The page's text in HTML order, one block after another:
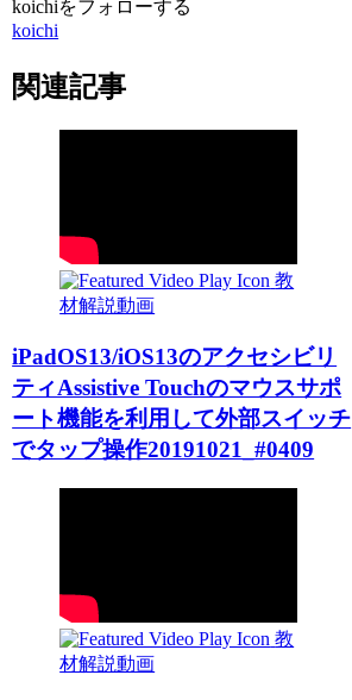
koichiをフォローする
koichi
関連記事
教
材解説動画
iPadOS13/iOS13のアクセシビリ
ティAssistive Touchのマウスサポ
ート機能を利用して外部スイッチ
でタップ操作20191021_#0409
教
材解説動画